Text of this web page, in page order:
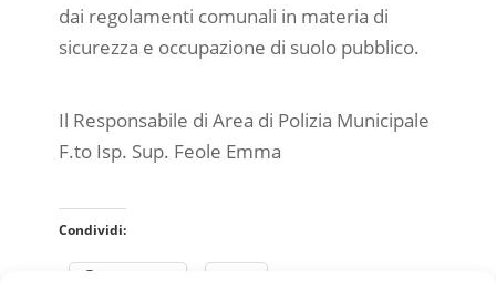
dai regolamenti comunali in materia di
sicurezza e occupazione di suolo pubblico.
Il Responsabile di Area di Polizia Municipale
F.to Isp. Sup. Feole Emma
Condividi: